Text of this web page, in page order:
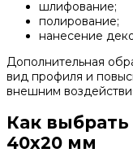
шлифование;
полирование;
нанесение
Дополнительная
вид профиля и
внешним
Как
40х20 мм